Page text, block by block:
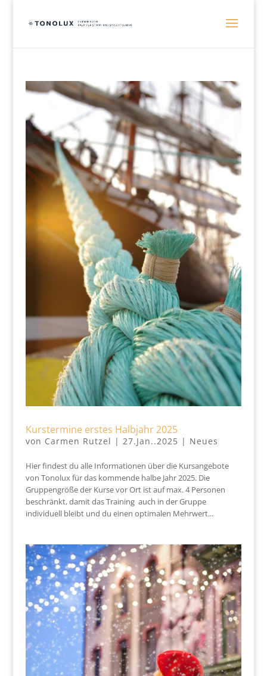
Kurstermine erstes Halbjahr 2025
von Carmen Rutzel | 27.Jan..2025 | Neues
Hier findest du alle Informationen über die Kursangebote
von Tonolux für das kommende halbe Jahr 2025. Die
Gruppengröße der Kurse vor Ort ist auf max. 4 Personen
beschränkt, damit das Training auch in der Gruppe
individuell bleibt und du einen optimalen Mehrwert...